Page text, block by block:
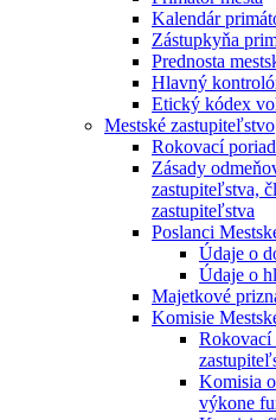
Kalendár
Zástupkyňa
Prednosta
Hlavný
Etický kódex
Mestské zastupiteľstvo
Rokovací
Zásady
zastupiteľstva,
zastupiteľstva
Poslanci
Údaje o
Údaje o
Majetkové
Komisie
Rokovací
Komisia
výkone